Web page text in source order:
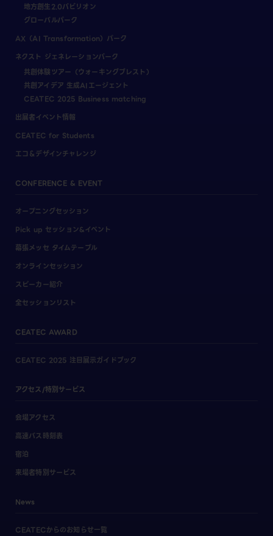
地方創生2.0パビリオン
グローバルパーク
AX（AI Transformation）パーク
ネクスト ジェネレーションパーク
共創体験ツアー（ウォーキングブレスト）
共創アイデア 生成AIエージェント
CEATEC 2025 Business matching
出展者イベント情報
CEATEC for Students
エコ＆デザインチャレンジ
CONFERENCE & EVENT
オープニングセッション
Pick up セッション&イベント
幕張メッセ タイムテーブル
オンラインセッション
スピーカー紹介
全セッションリスト
CEATEC AWARD
CEATEC 2025 注目展示ガイドブック
アクセス/特別サービス
会場アクセス
高速バス時刻表
宿泊
来場者特別サービス
News
CEATECからのお知らせ一覧